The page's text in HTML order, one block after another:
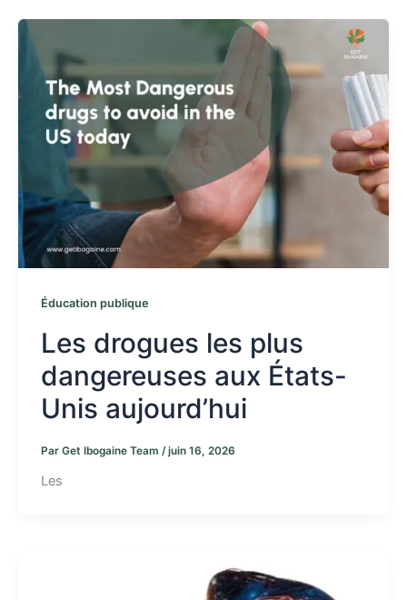
Éducation publique
Les drogues les plus
dangereuses aux États-
Unis aujourd’hui
Par Get Ibogaine Team /juin 16, 2026
Les